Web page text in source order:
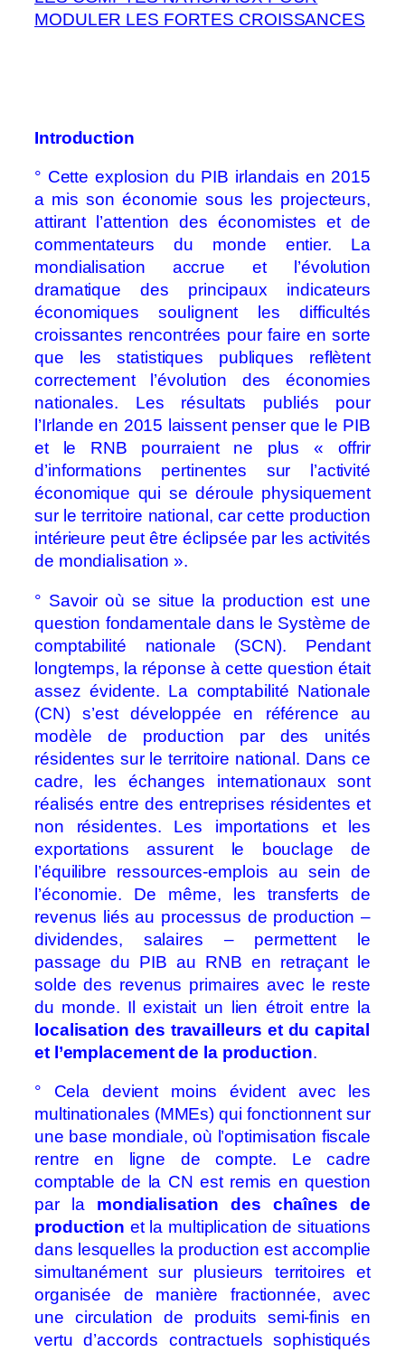
MODULER LES FORTES CROISSANCES
Introduction
° Cette explosion du PIB irlandais en 2015
a mis son économie sous les projecteurs,
attirant l’attention des économistes et de
commentateurs du monde entier. La
mondialisation accrue et l’évolution
dramatique des principaux indicateurs
économiques soulignent les difficultés
croissantes rencontrées pour faire en sorte
que les statistiques publiques reflètent
correctement l’évolution des économies
nationales. Les résultats publiés pour
l’Irlande en 2015 laissent penser que le PIB
et le RNB pourraient ne plus « offrir
d’informations pertinentes sur l’activité
économique qui se déroule physiquement
sur le territoire national, car cette production
intérieure peut être éclipsée par les activités
de mondialisation ».
° Savoir où se situe la production est une
question fondamentale dans le Système de
comptabilité nationale (SCN). Pendant
longtemps, la réponse à cette question était
assez évidente. La comptabilité Nationale
(CN) s’est déve­loppée en référence au
modèle de production par des unités
résidentes sur le territoire national. Dans ce
cadre, les échanges internationaux sont
réalisés entre des entreprises résidentes et
non résidentes. Les importations et les
expor­tations assurent le bouclage de
l’équilibre ressources‑emplois au sein de
l’économie. De même, les transferts de
revenus liés au processus de production –
dividendes, salaires – permettent le
passage du PIB au RNB en retraçant le
solde des revenus primaires avec le reste
du monde. Il existait un lien étroit entre la
localisation des travailleurs et du capital
et l’emplacement de la production.
° Cela devient moins évident avec les
multinationales (MMEs) qui fonctionnent sur
une base mondiale, où l’optimisation fiscale
rentre en ligne de compte. Le cadre
comptable de la CN est remis en question
par la mondialisation des chaînes de
production et la multiplication de situations
dans lesquelles la production est accomplie
simultanément sur plusieurs territoires et
organisée de manière fractionnée, avec
une circulation de produits semi‑finis en
vertu d’accords contractuels sophistiqués